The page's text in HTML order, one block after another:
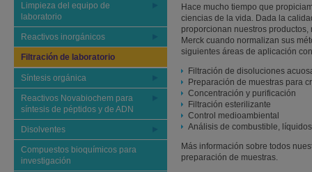
Limpieza del equipo de
laboratorio
Reactivos inorgánicos
Filtración de laboratorio
Síntesis orgánica
Reactivos Novabiochem para
síntesis de péptidos y de ADN
Disolventes
Compuestos bioquímicos para
investigación
Hace mucho tiempo que
ciencias de la vida. Dada la
proporcionan nuestros
Merck cuando normalizan sus
siguientes áreas de aplicación
Filtración de disoluciones
Preparación de muestras para
Concentración y purificación
Filtración esterilizante
Control medioambiental
Análisis de combustible,
Más información sobre todos
preparación de muestras.